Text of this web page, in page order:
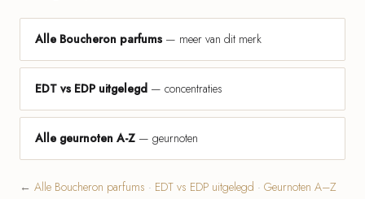
Alle Boucheron parfums — meer van dit merk
EDT vs EDP uitgelegd — concentraties
Alle geurnoten A-Z — geurnoten
← Alle Boucheron parfums · EDT vs EDP uitgelegd · Geurnoten A–Z